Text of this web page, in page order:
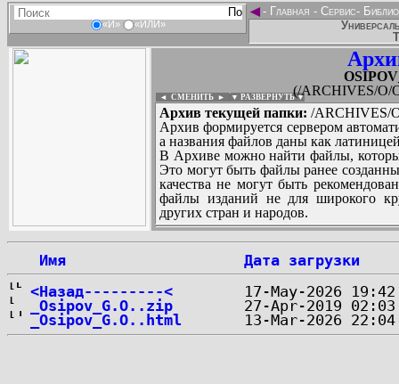
«И» «ИЛИ»
◄- Главная - Сервис-
(/ARCHIVES/O/
◄ СМЕНИТЬ ► ▼ РАЗВЕРНУТЬ ▼
Архив текущей папки: /ARCHIVES/
Архив формируется сервером
а названия файлов даны как
В Архиве можно найти файлы,
Это могут быть файлы ранее
качества не могут быть
файлы изданий не для широкого
других стран и народов.
Имя
Дата загрузки
<Назад---------<
_Osipov_G.O..zip
_Osipov_G.O..html